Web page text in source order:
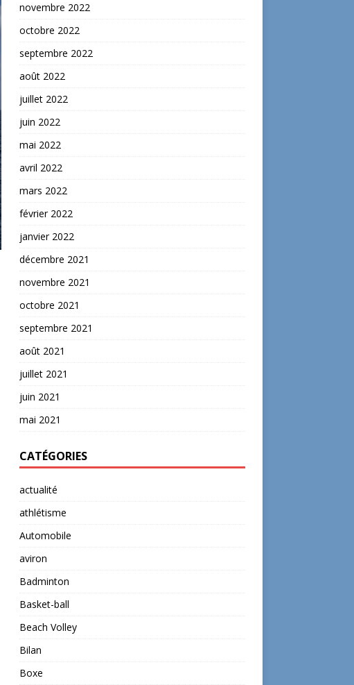
novembre 2022
octobre 2022
septembre 2022
août 2022
juillet 2022
juin 2022
mai 2022
avril 2022
mars 2022
février 2022
janvier 2022
décembre 2021
novembre 2021
octobre 2021
septembre 2021
août 2021
juillet 2021
juin 2021
mai 2021
CATÉGORIES
actualité
athlétisme
Automobile
aviron
Badminton
Basket-ball
Beach Volley
Bilan
Boxe